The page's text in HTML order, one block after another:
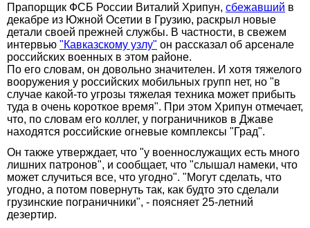
Прапорщик ФСБ России Виталий Хрипун, сбежавший в
декабре из Южной Осетии в Грузию, раскрыл новые
детали своей прежней службы. В частности, в свежем
интервью "Кавказскому узлу" он рассказал об арсенале
российских военных в этом районе.
По его словам, он довольно значителен. И хотя тяжелого
вооружения у российских мобильных групп нет, но "в
случае какой-то угрозы тяжелая техника может прибыть
туда в очень короткое время". При этом Хрипун отмечает,
что, по словам его коллег, у пограничников в Джаве
находятся российские огневые комплексы "Град".
Он также утверждает, что "у военнослужащих есть много
лишних патронов", и сообщает, что "слышал намеки, что
может случиться все, что угодно". "Могут сделать, что
угодно, а потом повернуть так, как будто это сделали
грузинские пограничники", - поясняет 25-летний
дезертир.